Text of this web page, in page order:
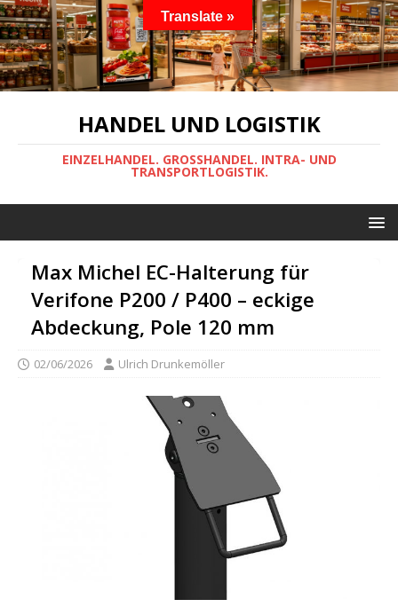
HANDEL UND LOGISTIK
EINZELHANDEL. GROSSHANDEL. INTRA- UND
TRANSPORTLOGISTIK.
Max Michel EC-Halterung für
Verifone P200 / P400 – eckige
Abdeckung, Pole 120 mm
02/06/2026 Ulrich Drunkemöller
Translate »